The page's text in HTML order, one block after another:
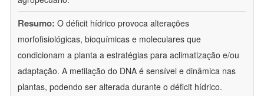
Resumo: O déficit hídrico provoca alterações
morfofisiológicas, bioquímicas e moleculares que
condicionam a planta a estratégias para aclimatização e/ou
adaptação. A metilação do DNA é sensível e dinâmica nas
plantas, podendo ser alterada durante o déficit hídrico.